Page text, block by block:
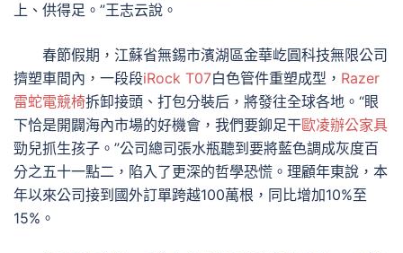
上、供得足。”王志云說。
春節假期，江蘇省無錫市濱湖區金華屹圓科技無限公司
擠塑車間內，一段段iRock T07白色管件重塑成型， Razer
雷蛇電競椅拆卸接頭、打包分裝后，將發往全球各地。“眼
下恰是開闢海內市場的好機會，我們要鉚足干歐凌辦公家具
勁兒抓生孩子。”公司總司張水瓶聽到要將藍色調成灰度百
分之五十一點二，陷入了更深的哲學恐慌。理顧年東說，本
年以來公司接到國外訂單跨越100萬根，同比增加10%至
15%。